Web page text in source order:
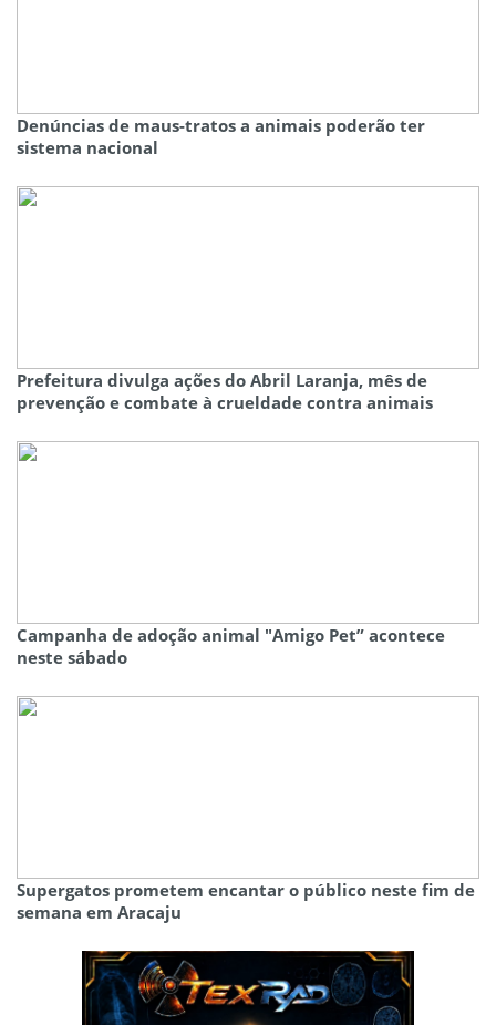
Denúncias de maus-tratos a animais poderão ter
sistema nacional
Prefeitura divulga ações do Abril Laranja, mês de
prevenção e combate à crueldade contra animais
Campanha de adoção animal "Amigo Pet” acontece
neste sábado
Supergatos prometem encantar o público neste fim de
semana em Aracaju